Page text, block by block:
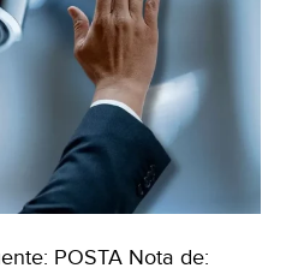
de
Saltillo)
POSTA Nota de: